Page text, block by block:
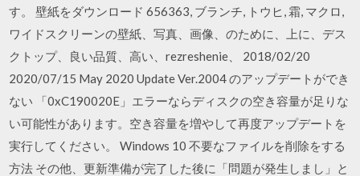
す。 壁紙をダウンロード 656363, ブランチ, トウヒ, 霜, マクロ,
ワイドスクリーンの壁紙、写真、画像、のために、上に、デス
クトップ、良い品質、高い、rezreshenie、 2018/02/20
2020/07/15 May 2020 Update Ver.2004 のアップデートができ
ない 「0xC190020E」エラーならディスクの空き容量が足りな
い可能性があります。空き容量を増やして再度アップデートを
実行してください。 Windows 10 不要なファイルを削除をする
方法 その他、更新準備が完了した後に「問題が発生しまし」と